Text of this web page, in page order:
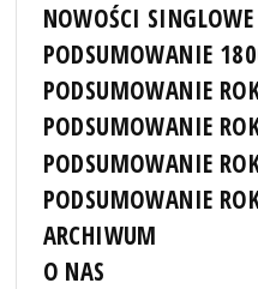
NOWOŚCI SINGLOWE
PODSUMOWANIE
PODSUMOWANIE
PODSUMOWANIE
PODSUMOWANIE
PODSUMOWANIE
ARCHIWUM
O NAS